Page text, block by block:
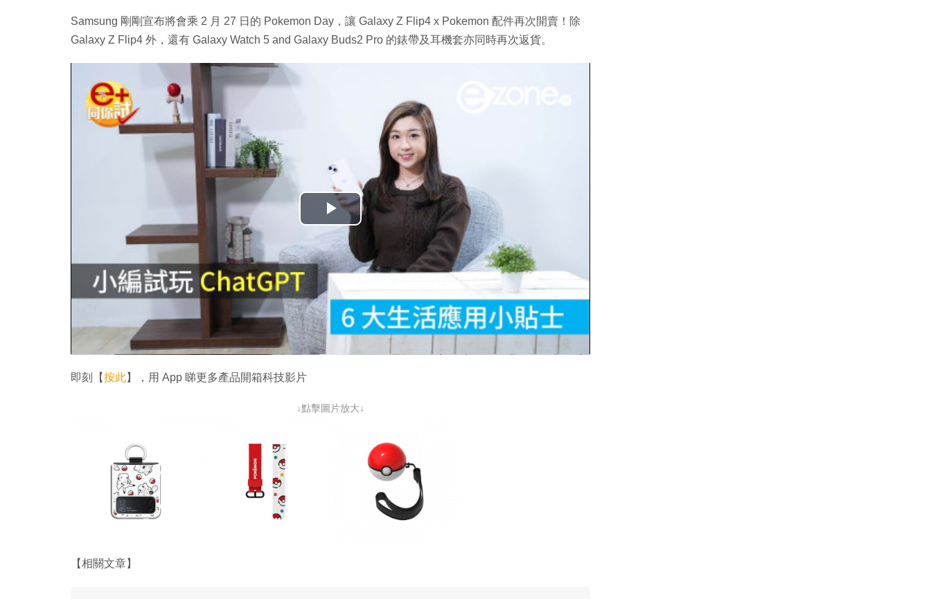
Samsung 剛剛宣布將會乘 2 月 27 日的 Pokemon Day，讓 Galaxy Z Flip4 x Pokemon 配件再次開賣！除
Galaxy Z Flip4 外，還有 Galaxy Watch 5 and Galaxy Buds2 Pro 的錶帶及耳機套亦同時再次返貨。
播
放
影
片
即刻【按此】，用 App 睇更多產品開箱科技影片
↓點擊圖片放大↓
【相關文章】